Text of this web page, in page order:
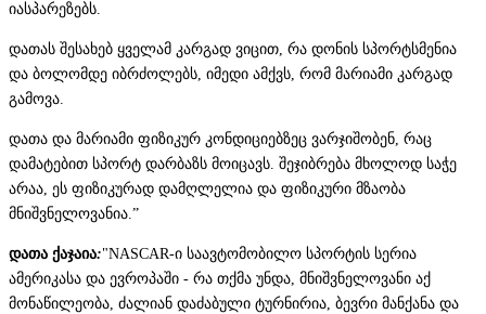
იასპარეზებს.
დათას შესახებ ყველამ კარგად ვიცით, რა დონის სპორტსმენია
და ბოლომდე იბრძოლებს, იმედი ამქვს, რომ მარიამი კარგად
გამოვა.
დათა და მარიამი ფიზიკურ კონდიციებზეც ვარჯიშობენ, რაც
დამატებით სპორტ დარბაზს მოიცავს. შეჯიბრება მხოლოდ საჭე
არაა, ეს ფიზიკურად დამღლელია და ფიზიკური მზაობა
მნიშვნელოვანია.”
დათა ქაჯაია:"NASCAR-ი საავტომობილო სპორტის სერია
ამერიკასა და ევროპაში - რა თქმა უნდა, მნიშვნელოვანი აქ
მონაწილეობა, ძალიან დაძაბული ტურნირია, ბევრი მანქანა და